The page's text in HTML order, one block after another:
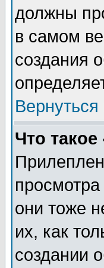
должны
в самом
создания
Вернуться
Что
они тоже
их, как
создании